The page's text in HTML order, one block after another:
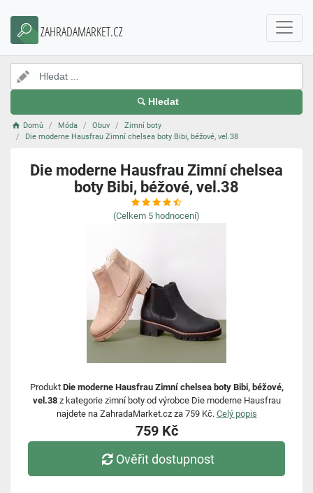
ZAHRADAMARKET.CZ
Hledat
Domů Móda Obuv
Zimní boty
Die moderne Hausfrau Zimní chelsea boty Bibi, béžové, vel.38
Die moderne Hausfrau Zimní chelsea
boty Bibi, béžové, vel.38
(Celkem 5 hodnocení)
Produkt Die moderne Hausfrau Zimní chelsea boty Bibi, béžové,
vel.38z kategorie zimní boty od výrobce Die moderne Hausfrau
najdete na ZahradaMarket.cz za 759 Kč. Celý popis
759 Kč
Ověřit dostupnost